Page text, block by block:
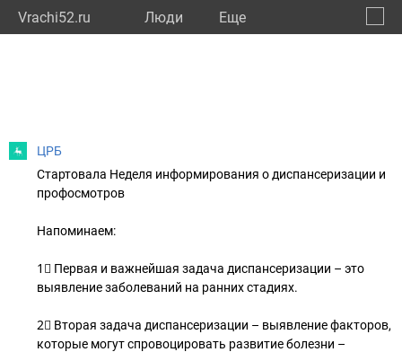
Vrachi52.ru Люди Eще
ЦРБ
Стартовала Неделя информирования о диспансеризации и
профосмотров
Напоминаем:
1⃣ Первая и важнейшая задача диспансеризации – это
выявление заболеваний на ранних стадиях.
2⃣ Вторая задача диспансеризации – выявление факторов,
которые могут спровоцировать развитие болезни –